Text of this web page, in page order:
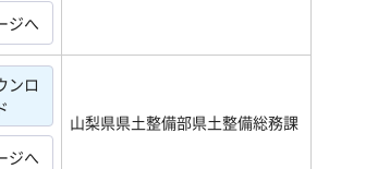
ジへ
ンロ
ジへ
山梨県県土整備部県土整備総務課